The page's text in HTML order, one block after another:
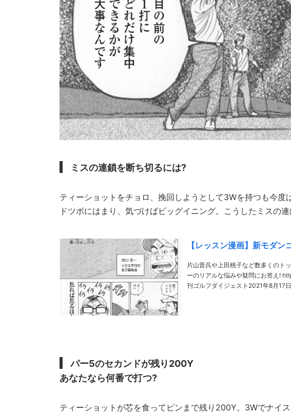
ミスの連鎖を断ち切るには?
ティーショットをチョロ、挽回しようとして3Wを持つも今
ドツボにはまり、気づけばビッグイニング。こうしたミスの連
【レッスン漫画】新モダ
片山晋呉や上田桃子など数多くのト
ーのリアルな悩みや疑問にお答え! https://my-golfdigest.jp/lesson/p31939/ 前回のお話はこちら 週
刊ゴルフダイジェスト2021年8月17
パー5のセカンドが残り200Y
あなたなら何番で打つ?
ティーショットが芯を食ってピンまで残り200Y。3Wでナイ